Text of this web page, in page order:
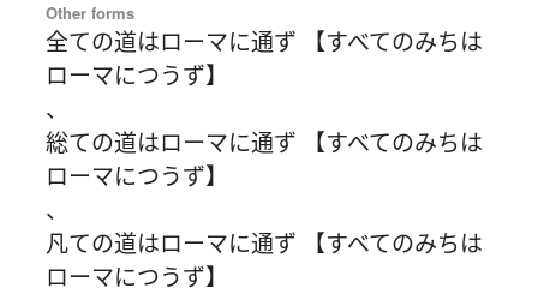
Other forms
全ての道はローマに通ず 【すべてのみちは
ローマにつうず】
、
総ての道はローマに通ず 【すべてのみちは
ローマにつうず】
、
凡ての道はローマに通ず 【すべてのみちは
ローマにつうず】